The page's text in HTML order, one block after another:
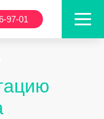
97-01